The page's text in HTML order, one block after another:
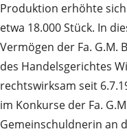
Produktion erhöhte
etwa 18.000 Stück. In
Vermögen der Fa. G.M.
des Handelsgerichtes
rechtswirksam seit
im Konkurse der Fa.
Gemeinschuldnerin an